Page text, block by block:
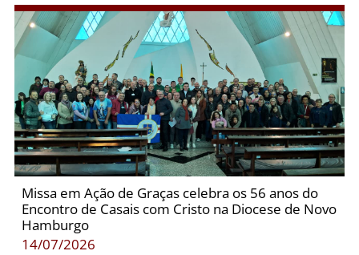
Missa em Ação de Graças celebra os 56 anos do
Encontro de Casais com Cristo na Diocese de Novo
Hamburgo
14/07/2026